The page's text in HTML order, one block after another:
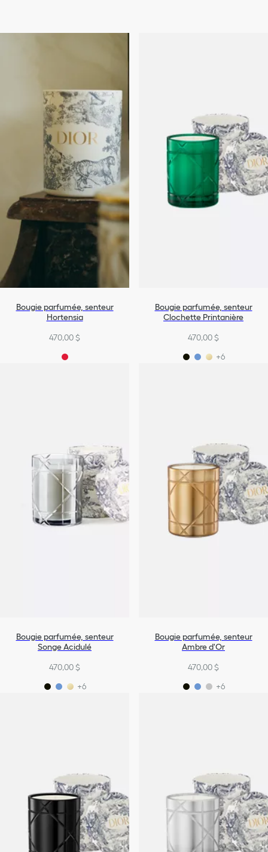
Bougie parfumée, senteur
Hortensia
470,00 $
Bougie parfumée, senteur
Clochette Printanière
470,00 $
+6
Bougie parfumée, senteur
Songe Acidulé
470,00 $
+6
Bougie parfumée, senteur
Ambre d'Or
470,00 $
+6